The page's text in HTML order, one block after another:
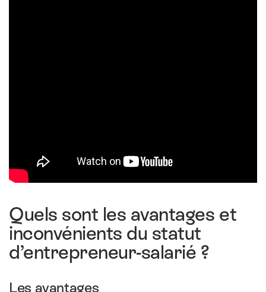
Quels sont les avantages et
inconvénients du statut
d’entrepreneur-salarié ?
Les avantages